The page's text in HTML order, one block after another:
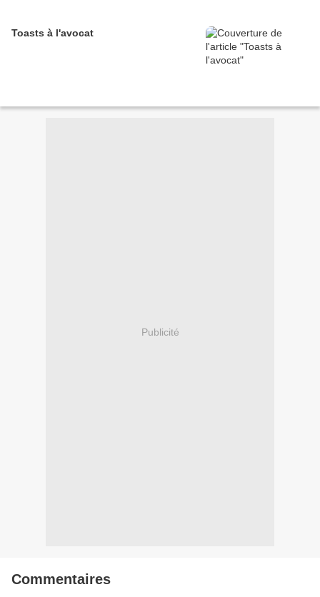
Toasts à l'avocat
Publicité
Commentaires